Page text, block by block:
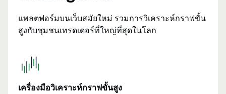
แพลตฟอร์มบนเว็บสมัยใหม่ รวมการวิเคราะห์กราฟขั้น
สูงกับชุมชนเทรดเดอร์ที่ใหญ่ที่สุดในโลก
เครื่องมือวิเคราะห์กราฟขั้นสูง